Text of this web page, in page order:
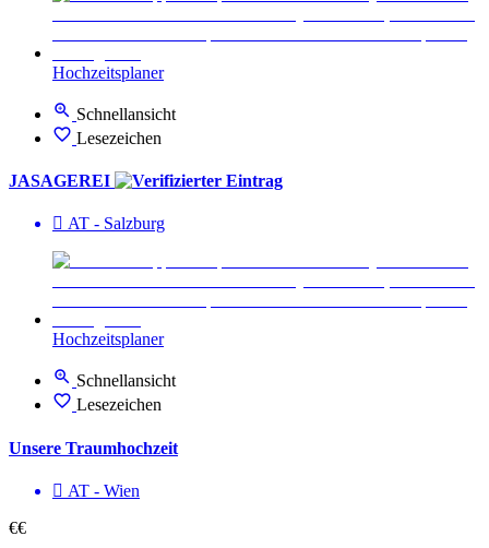
Hochzeitsplaner
Schnellansicht
Lesezeichen
JASAGEREI
AT - Salzburg
Hochzeitsplaner
Schnellansicht
Lesezeichen
Unsere Traumhochzeit
AT - Wien
€€